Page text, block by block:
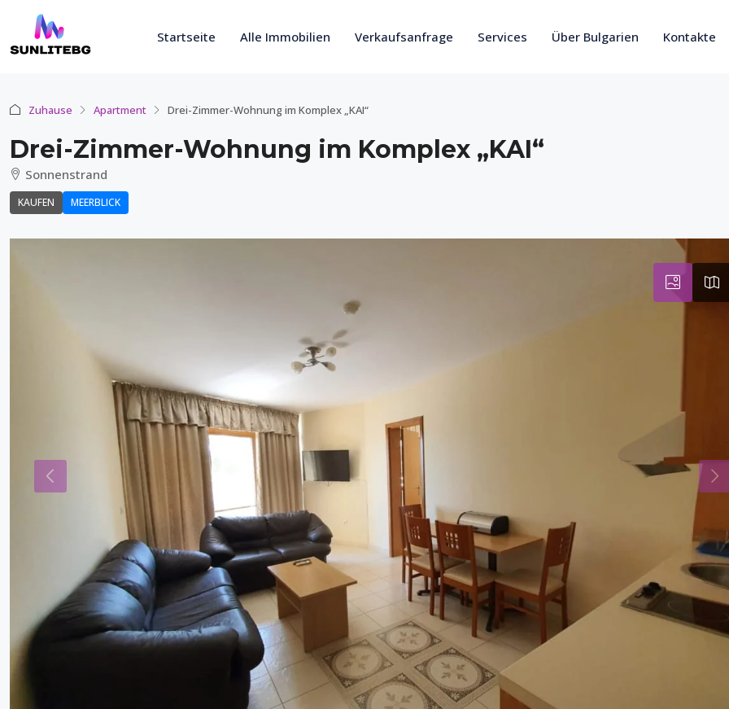
Startseite Alle Immobilien Verkaufsanfrage Services Über Bulgarien Kontakte
Zuhause Apartment Drei-Zimmer-Wohnung im Komplex „KAI“
Drei-Zimmer-Wohnung im Komplex „KAI“
Sonnenstrand
KAUFEN MEERBLICK